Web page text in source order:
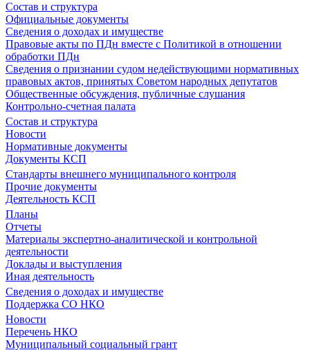
Состав и структура
Официальные документы
Сведения о доходах и имуществе
Правовые акты по ПДн вместе с Политикой в отношении
обработки ПДн
Сведения о признании судом недействующими нормативных
правовых актов, принятых Советом народных депутатов
Общественные обсуждения, публичные слушания
Контрольно-счетная палата
Состав и структура
Новости
Нормативные документы
Документы КСП
Стандарты внешнего муниципального контроля
Прочие документы
Деятельность КСП
Планы
Отчеты
Материалы экспертно-аналитической и контрольной
деятельности
Доклады и выступления
Иная деятельность
Сведения о доходах и имуществе
Поддержка СО НКО
Новости
Перечень НКО
Муниципальный социальный грант